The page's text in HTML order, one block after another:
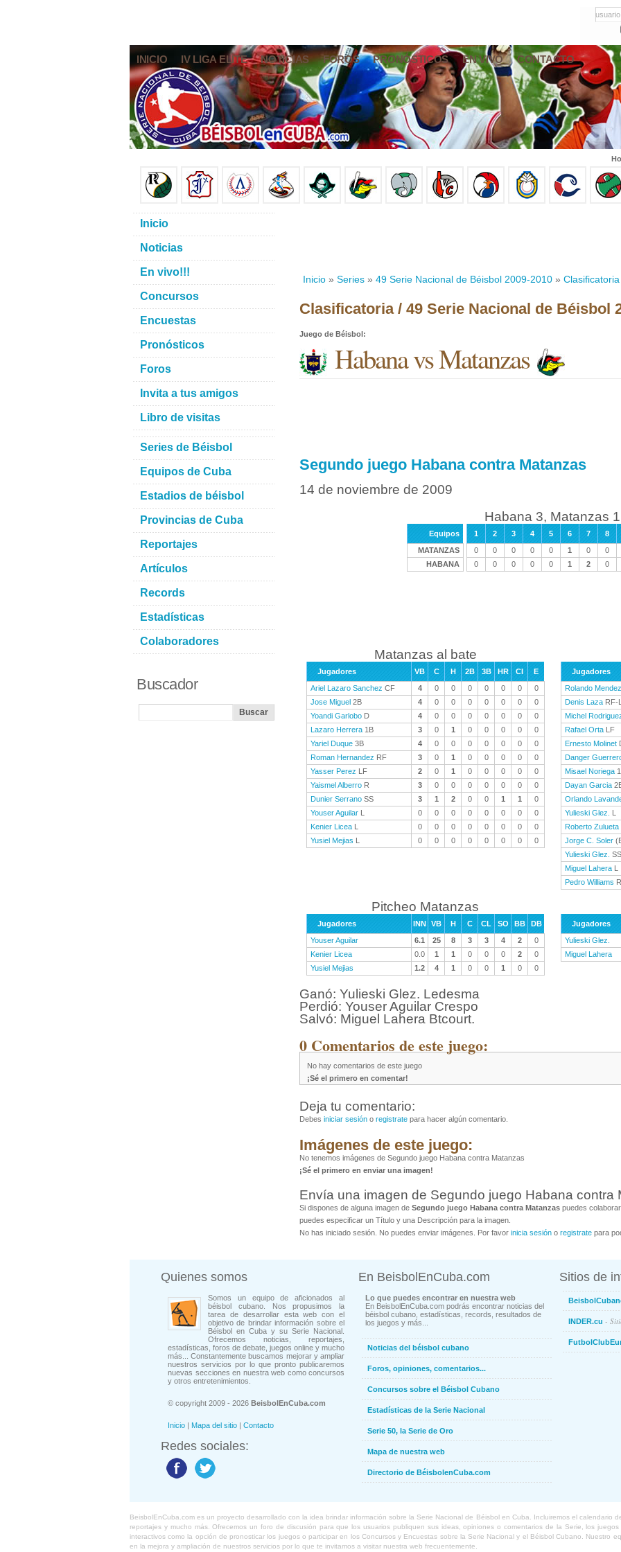
INICIO IV LIGA ELITE NOTICIAS FOROS PRONÓSTICOS EN VIVO CONTACTO
Inicio » Series » 49 Serie Nacional de Béisbol 2009-2010 » Clasificatoria
Clasificatoria / 49 Serie Nacional de Béisbol
Juego de Béisbol:
Habana vs Matanzas
Segundo juego Habana contra Matanzas
14 de noviembre de 2009
Habana 3, Matanzas 1
Equipos 1 2 3 4 5 6 7 8
MATANZAS
0 0 0 0 0 1 0 0
HABANA
0 0 0 0 0 1 2 0
Matanzas al bate
Jugadores VB C H 2B 3B HR CI
E
Ariel Lazaro Sanchez CF 4 0 0 0 0 0 0
0
Jose Miguel 2B 4 0 0 0 0 0 0
0
Yoandi Garlobo D 4 0 0 0 0 0 0
0
Lazaro Herrera 1B 3 0 1 0 0 0 0
0
Yariel Duque 3B 4 0 0 0 0 0 0
0
Roman Hernandez RF 3 0 1 0 0 0 0
0
Yasser Perez LF 2 0 1 0 0 0 0
0
Yaismel Alberro R 3 0 0 0 0 0 0
0
Dunier Serrano SS 3 1 2 0 0 1 1
0
Youser Aguilar L 0 0 0 0 0 0 0
0
Kenier Licea L 0 0 0 0 0 0 0
0
Yusiel Mejias L 0 0 0 0 0 0 0 0
Jugadores
Rolando Mendez
Denis Laza RF-
Michel
Rafael Orta LF
Ernesto Molinet
Danger
Misael Noriega
Dayan Garcia
Orlando
Yulieski Glez.
L
Roberto Zulueta
Jorge C. Soler
Yulieski Glez. SS
Miguel Lahera L
Pedro Williams
Pitcheo Matanzas
Jugadores INN VB H C CL SO BB
DB
Youser Aguilar
6.1 25 8 3 3 4 2
0
Kenier Licea
0.0 1 1 0 0 0 2
0
Yusiel Mejias
1.2 4 1 0 0 1 0 0
Jugadores
Yulieski Glez.
Miguel Lahera
Ganó: Yulieski Glez. Ledesma
Perdió: Youser Aguilar Crespo
Salvó: Miguel Lahera Btcourt.
0 Comentarios de este juego:
No hay comentarios de este juego
¡Sé el primero en comentar!
Deja tu comentario:
Debes iniciar sesión o registrate para hacer algún comentario.
Imágenes de este juego:
No tenemos imágenes de Segundo juego Habana contra Matanzas
¡Sé el primero en enviar una imagen!
Envía una imagen de Segundo juego Habana contra
Si dispones de alguna imagen de Segundo juego Habana contra Matanzas puedes
puedes especificar un Título y una Descripción para la imagen.
No has iniciado sesión. No puedes enviar imágenes. Por favor inicia sesión o registrate para
Inicio
Noticias
En vivo!!!
Concursos
Encuestas
Pronósticos
Foros
Invita a tus amigos
Libro de visitas
Series de Béisbol
Equipos de Cuba
Estadios de béisbol
Provincias de Cuba
Reportajes
Artículos
Records
Estadísticas
Colaboradores
Buscador
Quienes somos
Somos un equipo de aficionados al
béisbol cubano. Nos propusimos la
tarea de desarrollar esta web con el
objetivo de brindar información sobre el
Béisbol en Cuba y su Serie Nacional.
Ofrecemos noticias, reportajes,
estadísticas, foros de debate, juegos online y mucho
más... Constantemente buscamos mejorar y ampliar
nuestros servicios por lo que pronto publicaremos
nuevas secciones en nuestra web como concursos
y otros entretenimientos.
© copyright 2009 - 2026 BeisbolEnCuba.com
Inicio | Mapa del sitio | Contacto
Redes sociales:
En BeisbolEnCuba.com
Lo que puedes encontrar en nuestra web
En BeisbolEnCuba.com podrás encontrar noticias del
béisbol cubano, estadísticas, records, resultados de
los juegos y más...
Noticias del béisbol cubano
Foros, opiniones, comentarios...
Concursos sobre el Béisbol Cubano
Estadísticas de la Serie Nacional
Serie 50, la Serie de Oro
Mapa de nuestra web
Directorio de BéisbolenCuba.com
Sitios de
INDER.cu -
BeisbolEnCuba.com es un proyecto desarrollado con la idea brindar información sobre la Serie Nacional de Béisbol en Cuba. Incluiremos el calendario
reportajes y mucho más. Ofrecemos un foro de discusión para que los usuarios publiquen sus ideas, opiniones o comentarios de la Serie, los
interactivos como la opción de pronosticar los juegos o participar en los Concursos y Encuestas sobre la Serie Nacional y el Béisbol Cubano. Nuestro
en la mejora y ampliación de nuestros servicios por lo que te invitamos a visitar nuestra web frecuentemente.